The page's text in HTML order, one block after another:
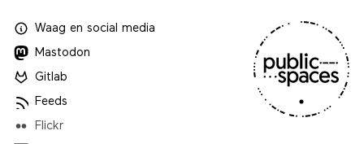
Waagen social media
Mastodon
Gitlab
Feeds
Flickr